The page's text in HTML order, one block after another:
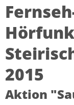
2015
Aktion